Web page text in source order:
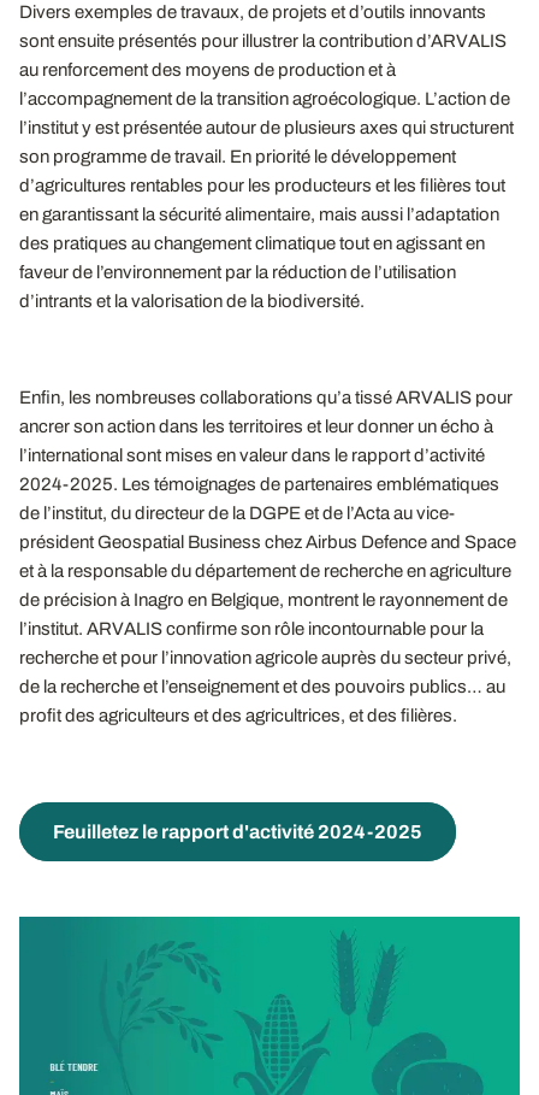
Divers exemples de travaux, de projets et d’outils innovants
sont ensuite présentés pour illustrer la contribution d’ARVALIS
au renforcement des moyens de production et à
l’accompagnement de la transition agroécologique. L’action de
l’institut y est présentée autour de plusieurs axes qui structurent
son programme de travail. En priorité le développement
d’agricultures rentables pour les producteurs et les filières tout
en garantissant la sécurité alimentaire, mais aussi l’adaptation
des pratiques au changement climatique tout en agissant en
faveur de l’environnement par la réduction de l’utilisation
d’intrants et la valorisation de la biodiversité.
Enfin, les nombreuses collaborations qu’a tissé ARVALIS pour
ancrer son action dans les territoires et leur donner un écho à
l’international sont mises en valeur dans le rapport d’activité
2024-2025. Les témoignages de partenaires emblématiques
de l’institut, du directeur de la DGPE et de l’Acta au vice-
président Geospatial Business chez Airbus Defence and Space
et à la responsable du département de recherche en agriculture
de précision à Inagro en Belgique, montrent le rayonnement de
l’institut. ARVALIS confirme son rôle incontournable pour la
recherche et pour l’innovation agricole auprès du secteur privé,
de la recherche et l’enseignement et des pouvoirs publics… au
profit des agriculteurs et des agricultrices, et des filières.
Feuilletez le rapport d'activité 2024-2025